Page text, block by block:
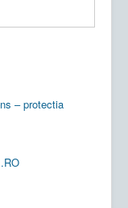
– protectia